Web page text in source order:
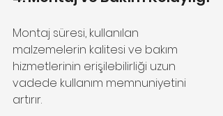
Montaj süresi, kullanılan
malzemelerin kalitesi ve bakım
hizmetlerinin erişilebilirliği uzun
vadede kullanım memnuniyetini
artırır.